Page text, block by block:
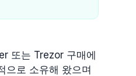
또는 Trezor 구매에
으로 소유해 왔으며